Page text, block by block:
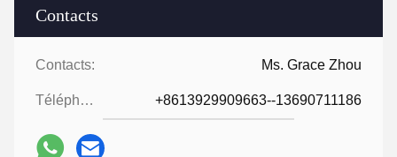
Contacts
Contacts: Ms. Grace Zhou
Téléphone: +8613929909663--13690711186